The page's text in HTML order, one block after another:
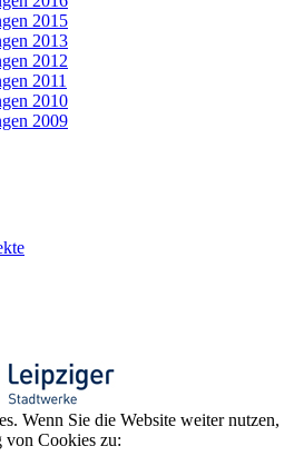
2015
2013
2012
2011
2010
2009
Wenn Sie die Website weiter nutzen,
von Cookies zu: